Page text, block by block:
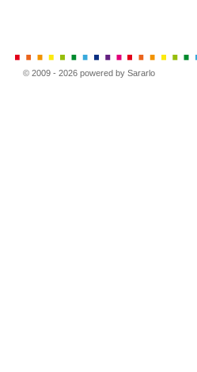
© 2009 - 2026 powered by Sararlo